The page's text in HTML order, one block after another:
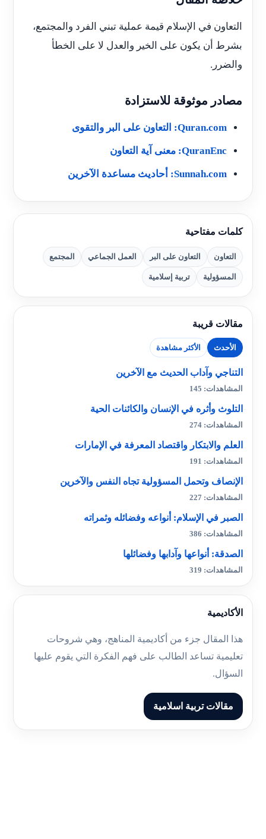
التعاون في الإسلام قيمة عملية تبني الفرد والمجتمع،
بشرط أن يكون على الخير والعدل لا على الخطأ
والضرر.
مصادر موثوقة للاستزادة
Quran.com: التعاون على البر والتقوى
QuranEnc: معنى آية التعاون
Sunnah.com: أحاديث مساعدة الآخرين
كلمات مفتاحية
التعاون التعاون على البر العمل الجماعي المجتمع
المسؤولية تربية إسلامية
مقالات قريبة
الأحدث الأكثر مشاهدة
التناجي وآداب الحديث مع الآخرين
المشاهدات: 145
التلوث وأثره في الإنسان والكائنات الحية
المشاهدات: 274
العلم والابتكار واقتصاد المعرفة في الإمارات
المشاهدات: 191
الإنصاف وتحمل المسؤولية تجاه النفس والآخرين
المشاهدات: 227
الصبر في الإسلام: أنواعه وفضائله وثمراته
المشاهدات: 386
الصدقة: أنواعها وآدابها وفضائلها
المشاهدات: 319
الأكاديمية
هذا المقال جزء من أكاديمية المناهج، وهي شروحات
تعليمية تساعد الطالب على فهم الفكرة التي يقوم عليها
السؤال.
مقالات تربية اسلامية